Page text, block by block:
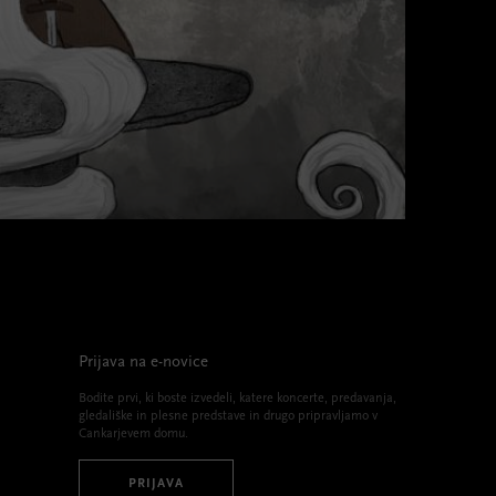
Prijava na e-novice
Bodite prvi, ki boste izvedeli, katere koncerte, predavanja,
gledališke in plesne predstave in drugo pripravljamo v
Cankarjevem domu.
PRIJAVA